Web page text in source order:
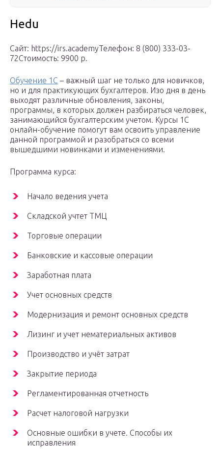
Hedu
Сайт: https://irs.academyТелефон: 8 (800) 333-03-
72Стоимость: 9900 р.
Обучение 1С – важный шаг не только для новичков,
но и для практикующих бухгалтеров. Изо дня в день
выходят различные обновления, законы,
программы, в которых должен разбираться человек,
занимающийся бухгалтерским учетом. Курсы 1С
онлайн-обучение помогут вам освоить управление
данной программой и разобраться со всеми
вышедшими новинками и изменениями.
Программа курса:
Начало ведения учета
Складской учтет ТМЦ
Торговые операции
Банковские и кассовые операции
Заработная плата
Учет основных средств
Модернизация и ремонт основных средств
Лизинг и учет нематериальных активов
Производство и учёт затрат
Закрытие периода
Регламентированная отчетность
Расчет налоговой нагрузки
Основные ошибки в учете. Способы их
исправления